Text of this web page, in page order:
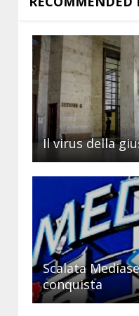
Il virus della
Scalata
conquista